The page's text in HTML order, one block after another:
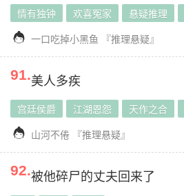
情有独钟 欢喜冤家 悬疑推理
 一口吃掉小黑鱼 『推理悬疑』
91.美人多疾
宫廷侯爵 江湖恩怨 天作之合
 山河不倦 『推理悬疑』
92.被他碎尸的丈夫回来了